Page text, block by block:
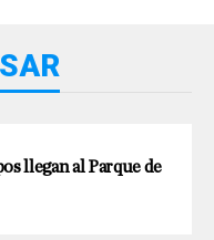
llegan al Parque de